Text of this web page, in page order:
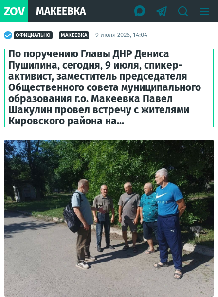
ZOV МАКЕЕВКА
ОФИЦИАЛЬНО МАКЕЕВКА 9 июля 2026, 14:04
По поручению Главы ДНР Дениса
Пушилина, сегодня, 9 июля, спикер-
активист, заместитель председателя
Общественного совета муниципального
образования г.о. Макеевка Павел
Шакулин провел встречу с жителями
Кировского района на...